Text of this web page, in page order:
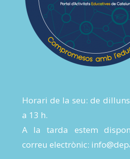
Horari de la seu: de
a 13 h.
A la tarda estem
correu electrònic: